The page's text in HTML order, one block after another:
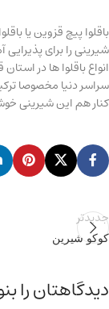
باقلوا پیچ قزوین یا
شیرینی را برای
انواع باقلوا ها در
سراسر دنیا مخصوصا
کنار هم این شیرینی
جدیدتر
کوکو شیرین
دیدگاهتان را